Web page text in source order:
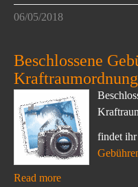
06/05/2018
Beschlossene
Kraftraumordnung
findet
Read more